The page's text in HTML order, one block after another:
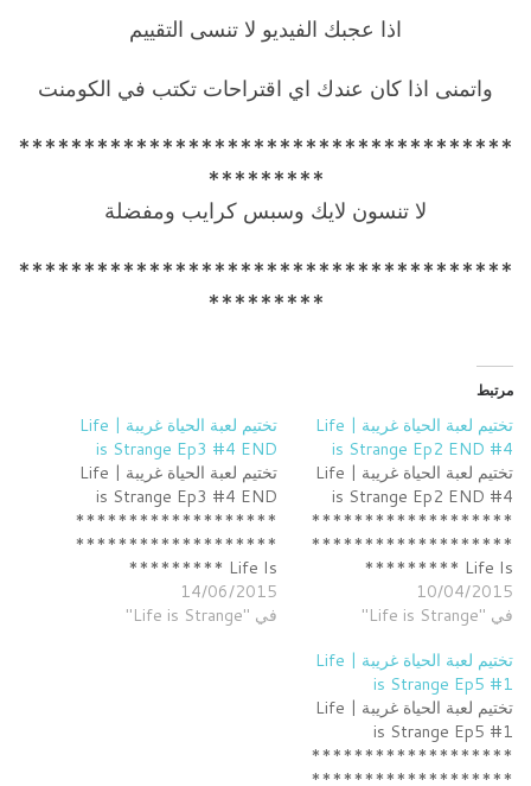
اذا عجبك الفيديو لا تنسى التقييم
واتمنى اذا كان عندك اي اقتراحات تكتب في الكومنت
**************************************
*********
لا تنسون لايك وسبس كرايب ومفضلة
**************************************
*********
مرتبط
تختيم لعبة الحياة غريبة | Life
is Strange Ep2 END #4
تختيم لعبة الحياة غريبة | Life
is Strange Ep2 END #4
*******************
*******************
********* Life Is
Strange قناة البث
http://www.twitch.tv/sselu
https://twitter.com/SsEluxX
my instagram :
http://instagram.com/sselux
x اذا عجبك الفيديو لا تنسى
التقييم واتمنى اذا كان عندك اي
10/04/2015
في "Life is Strange"
تختيم لعبة الحياة غريبة | Life
is Strange Ep3 #4 END
تختيم لعبة الحياة غريبة | Life
is Strange Ep3 #4 END
*******************
*******************
********* Life Is
Strange تقدر تشتري العبة من
هنا بسعر حلو
14/06/2015
في "Life is Strange"
تختيم لعبة الحياة غريبة | Life
is Strange Ep5 #1
تختيم لعبة الحياة غريبة | Life
is Strange Ep5 #1
*******************
*******************